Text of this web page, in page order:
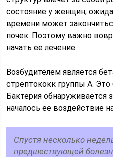
состояние у женщин,
времени может
почек. Поэтому важно
начать ее лечение.
Возбудителем является
стрептококк группы А. Это
Бактерия обнаруживается
началось ее воздействие
Спустя несколько
предшествующей